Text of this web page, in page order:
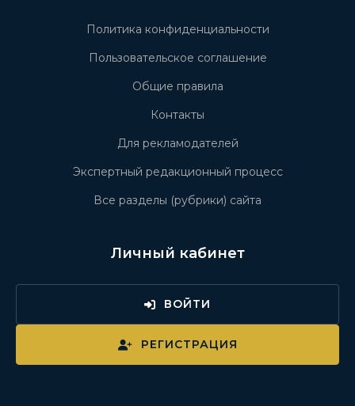
Политика конфиденциальности
Пользовательское соглашение
Общие правила
Контакты
Для рекламодателей
Экспертный редакционный процесс
Все разделы (рубрики) сайта
Личный кабинет
ВОЙТИ
РЕГИСТРАЦИЯ